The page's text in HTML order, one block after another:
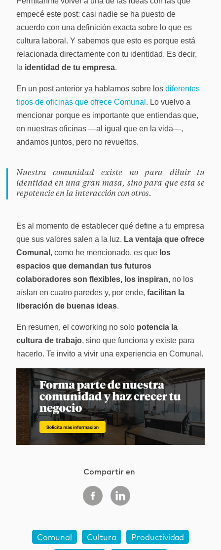
empecé este post: casi nadie se ha puesto de
acuerdo con una definición exacta sobre lo que es
cultura laboral. Y sabemos que esto es porque está
relacionada directamente con tu identidad. Es decir,
la identidad de tu empresa.
En un post anterior ya hablamos sobre los diferentes
tipos de oficinas que ofrece Comunal . Lo vuelvo a
mencionar porque es importante que entiendas que,
en nuestras oficinas —al igual que en la vida—,
andamos juntos, pero no revueltos.
Nuestra comunidad existe no para diluir tu
identidad en una gran masa, sino para que esta se
repotencie en la interacción con otros.
Es al momento de establecer qué define a tu empresa
que sus valores salen a la luz. La ventaja que ofrece
Comunal , como he mencionado, es que los
espacios que demandan tus futuros
colaboradores son flexibles, los inspiran, no los
aíslan en cuatro paredes y, por ende, facilitan la
liberación de buenas ideas.
En resumen, el coworking no solo potencia la
cultura de trabajo, sino que funciona y existe para
hacerlo. Te invito a vivir una experiencia en Comunal.
Compartir en
Comunal Cultura Productividad